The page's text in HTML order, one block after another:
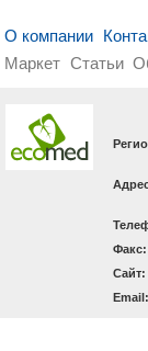
О компании
Маркет Статьи
Факс:
Cайт:
Email: